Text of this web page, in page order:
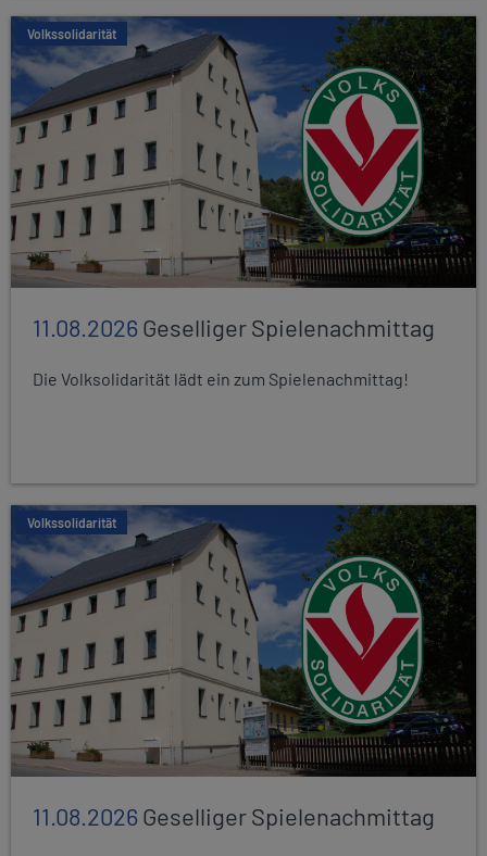
Volkssolidarität
11.08.2026Geselliger Spielenachmittag
Die Volksolidarität lädt ein zum Spielenachmittag!
Volkssolidarität
11.08.2026Geselliger Spielenachmittag